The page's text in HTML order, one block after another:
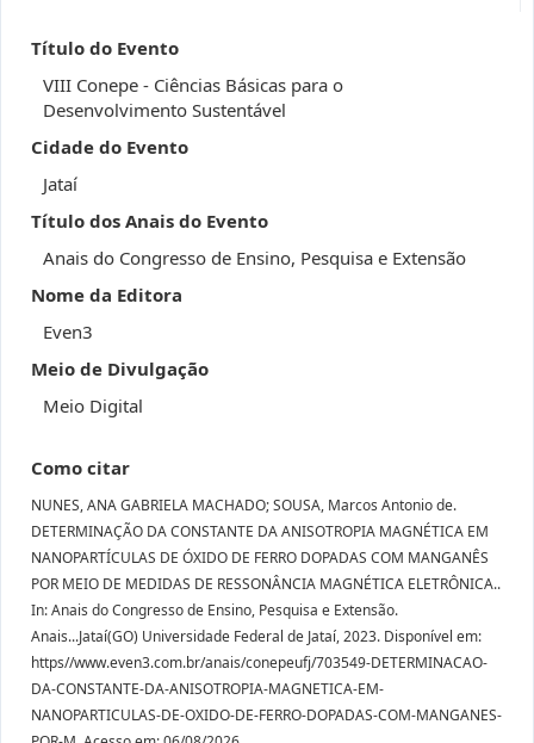
Título do Evento
VIII Conepe - Ciências Básicas para o
Desenvolvimento Sustentável
Cidade do Evento
Jataí
Título dos Anais do Evento
Anais do Congresso de Ensino, Pesquisa e Extensão
Nome da Editora
Even3
Meio de Divulgação
Meio Digital
Como citar
NUNES, ANA GABRIELA MACHADO; SOUSA, Marcos Antonio de.
DETERMINAÇÃO DA CONSTANTE DA ANISOTROPIA MAGNÉTICA EM
NANOPARTÍCULAS DE ÓXIDO DE FERRO DOPADAS COM MANGANÊS
POR MEIO DE MEDIDAS DE RESSONÂNCIA MAGNÉTICA ELETRÔNICA..
In: Anais do Congresso de Ensino, Pesquisa e Extensão.
Anais...Jataí(GO) Universidade Federal de Jataí, 2023. Disponível em:
https//www.even3.com.br/anais/conepeufj/703549-DETERMINACAO-
DA-CONSTANTE-DA-ANISOTROPIA-MAGNETICA-EM-
NANOPARTICULAS-DE-OXIDO-DE-FERRO-DOPADAS-COM-MANGANES-